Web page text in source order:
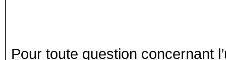
Pour toute question concernant